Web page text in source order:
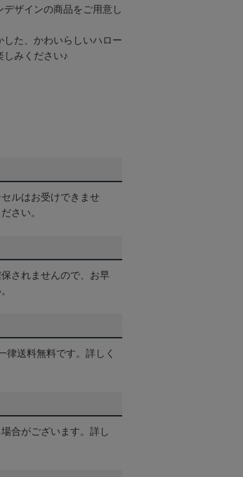
ザインの商品をご用意し
た、かわいらしいハロー
しみください♪
ルはお受けできませ
さい。
されませんので、お早
律送料無料です。詳しく
合がございます。詳し